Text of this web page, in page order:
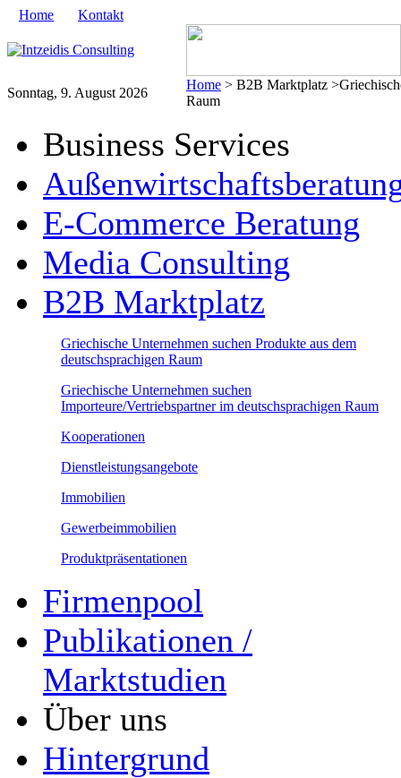
Home Kontakt
Sonntag, 9. August 2026
Home > B2B Marktplatz
Raum
Business Services
E-Commerce Beratung
Media Consulting
B2B Marktplatz
Griechische Unternehmen suchen Produkte aus dem
deutschsprachigen Raum
Griechische Unternehmen suchen
Importeure/Vertriebspartner im deutschsprachigen Raum
Kooperationen
Dienstleistungsangebote
Immobilien
Gewerbeimmobilien
Produktpräsentationen
Firmenpool
Publikationen /
Marktstudien
Über uns
Hintergrund